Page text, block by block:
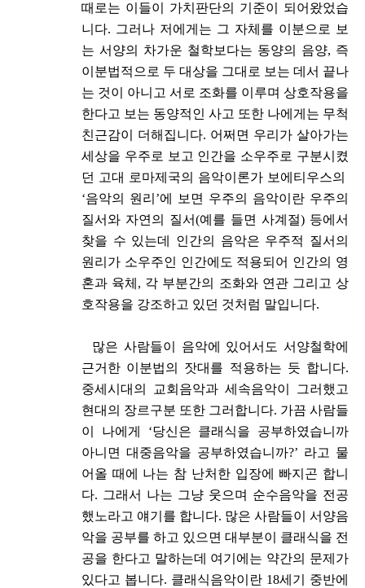
때로는 이들이 가치판단의 기준이 되어왔었습
니다. 그러나 저에게는 그 자체를 이분으로 보
는 서양의 차가운 철학보다는 동양의 음양, 즉
이분법적으로 두 대상을 그대로 보는 데서 끝나
는 것이 아니고 서로 조화를 이루며 상호작용을
한다고 보는 동양적인 사고 또한 나에게는 무척
친근감이 더해집니다. 어쩌면 우리가 살아가는
세상을 우주로 보고 인간을 소우주로 구분시켰
던 고대 로마제국의 음악이론가 보에티우스의
‘음악의 원리’에 보면 우주의 음악이란 우주의
질서와 자연의 질서(예를 들면 사계절) 등에서
찾을 수 있는데 인간의 음악은 우주적 질서의
원리가 소우주인 인간에도 적용되어 인간의 영
혼과 육체, 각 부분간의 조화와 연관 그리고 상
호작용을 강조하고 있던 것처럼 말입니다.
많은 사람들이 음악에 있어서도 서양철학에
근거한 이분법의 잣대를 적용하는 듯 합니다.
중세시대의 교회음악과 세속음악이 그러했고
현대의 장르구분 또한 그러합니다. 가끔 사람들
이 나에게 ‘당신은 클래식을 공부하였습니까
아니면 대중음악을 공부하였습니까?’ 라고 물
어올 때에 나는 참 난처한 입장에 빠지곤 합니
다. 그래서 나는 그냥 웃으며 순수음악을 전공
했노라고 얘기를 합니다. 많은 사람들이 서양음
악을 공부를 하고 있으면 대부분이 클래식을 전
공을 한다고 말하는데 여기에는 약간의 문제가
있다고 봅니다. 클래식음악이란 18세기 중반에